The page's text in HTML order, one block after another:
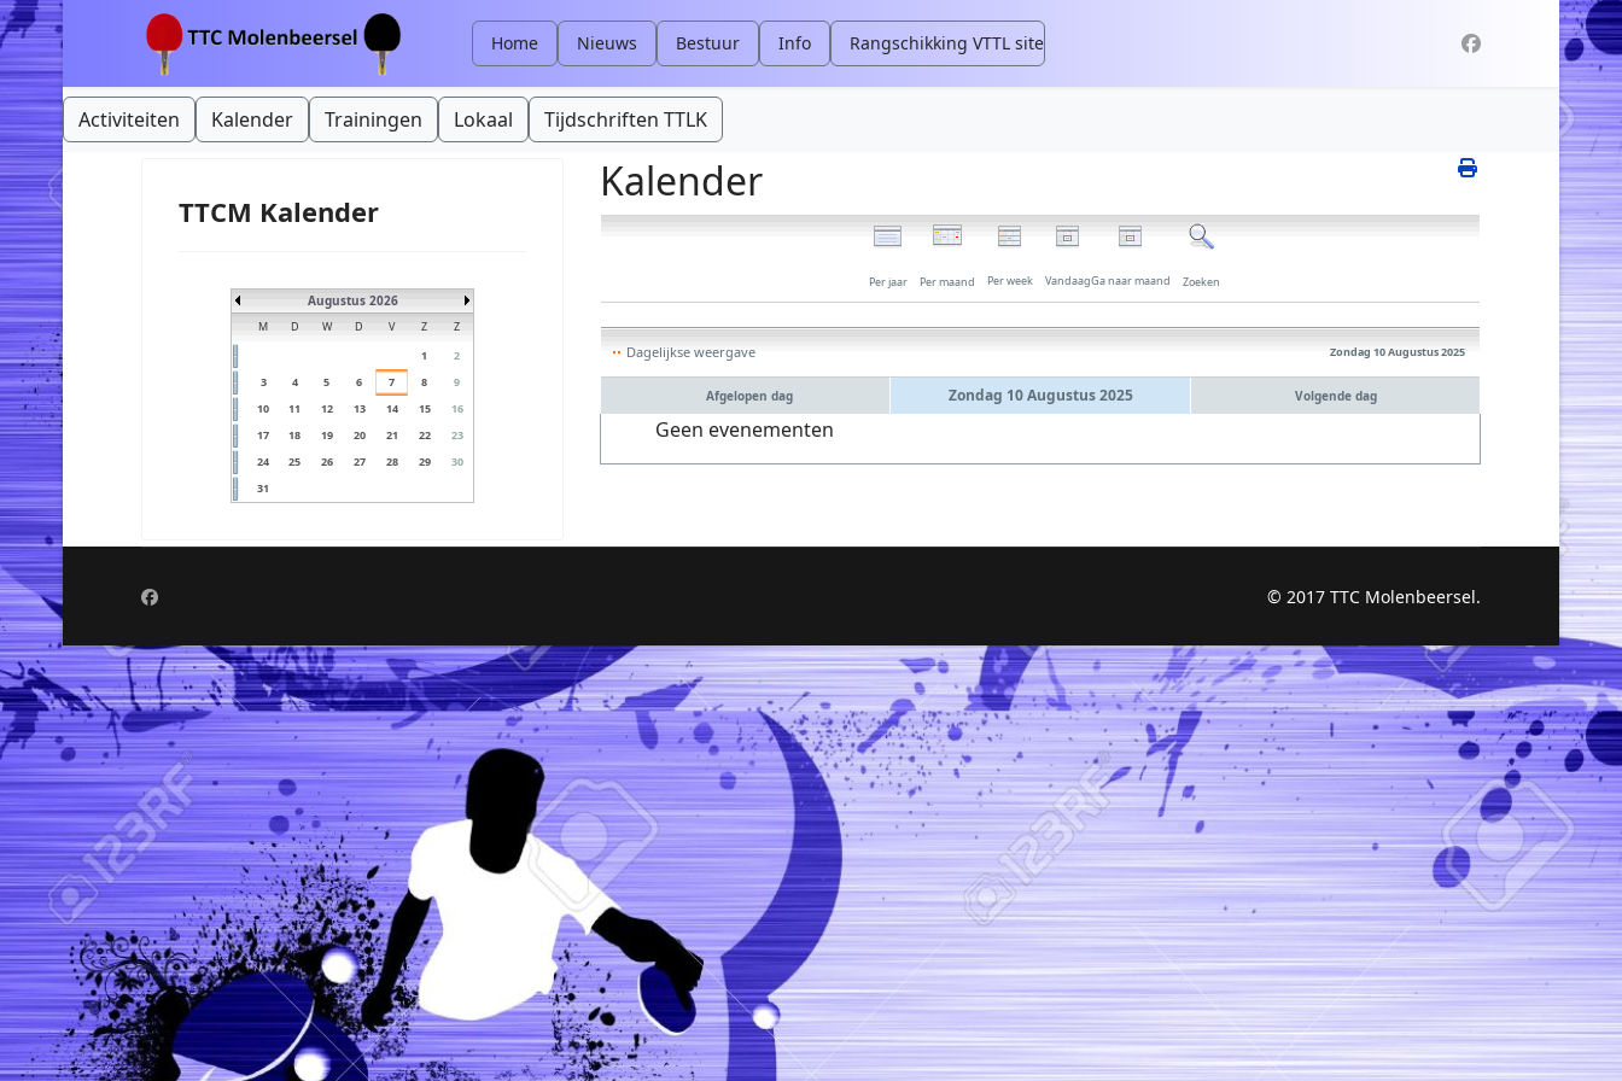
Home Nieuws Bestuur Info Rangschikking VTTL site
Activiteiten Kalender Trainingen Lokaal Tijdschriften TTLK
TTCM Kalender
Augustus 2026
M D W D V Z
Z
1
2
3
4 5 6 7 8
9
10
11 12 13 14 15
16
17
18 19 20 21 22
23
24
25 26 27 28 29
30
31
Kalender
Per jaar Per maand Per week VandaagGa naar maand Zoeken
Dagelijkse weergave Zondag 10 Augustus 2025
Afgelopen dag Zondag 10 Augustus 2025 Volgende dag
Geen evenementen
© 2017 TTC Molenbeersel.